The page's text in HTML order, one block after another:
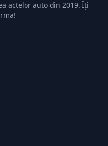
actelor auto din 2019. Îți